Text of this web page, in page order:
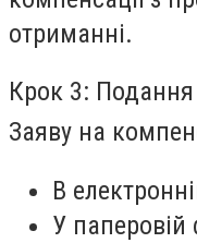
отриманні.
Крок 3:
Заяву на
В
У